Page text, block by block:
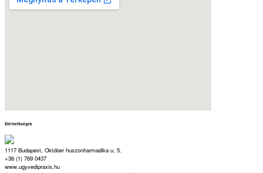
Elérhetőségek
1117 Budapest, Október huszonharmadika u. 5.
+36 (1) 769 0437
www.ugyvedipraxis.hu